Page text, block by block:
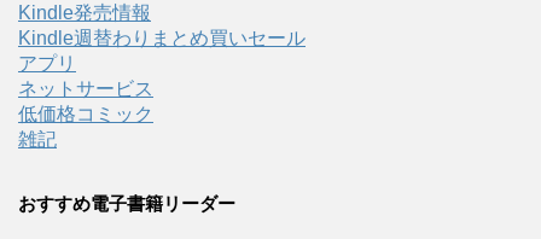
Kindle発売情報
Kindle週替わりまとめ買いセール
アプリ
ネットサービス
低価格コミック
雑記
おすすめ電子書籍リーダー